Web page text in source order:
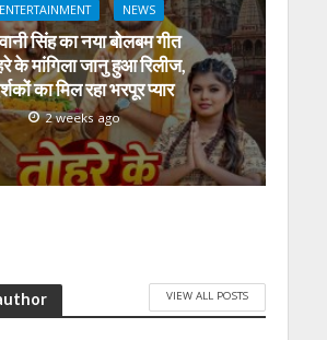
ENTERTAINMENT NEWS
सिंह का नया बोलबम गीत
के मांगिला जानु हुआ रिलीज,
का मिल रहा भरपूर प्यार
2 weeks ago
VIEW ALL POSTS